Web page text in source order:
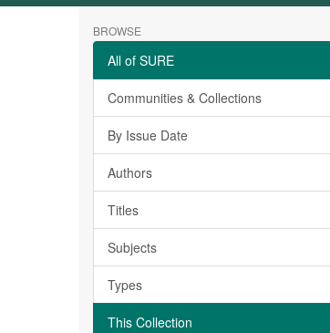
BROWSE
All of SURE
Communities & Collections
By Issue Date
Authors
Titles
Subjects
Types
This Collection